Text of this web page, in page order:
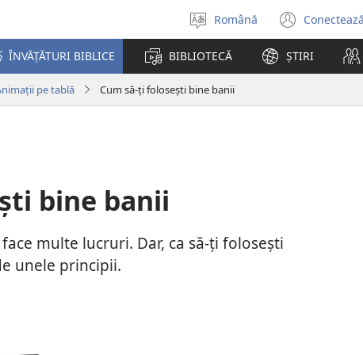
Selectaţi
limba
Română
(se
ÎNVĂȚĂTURI BIBLICE BIBLIOTECĂ ȘTIRI
pe tablă Cum să-ți folosești bine banii
bine banii
multe lucruri. Dar, ca să-ți folosești
unele principii.